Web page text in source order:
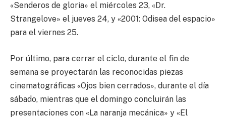
«Senderos de gloria» el miércoles 23, «Dr.
Strangelove» el jueves 24, y «2001: Odisea del espacio»
para el viernes 25.
Por último, para cerrar el ciclo, durante el fin de
semana se proyectarán las reconocidas piezas
cinematográficas «Ojos bien cerrados», durante el día
sábado, mientras que el domingo concluirán las
presentaciones con «La naranja mecánica» y «El